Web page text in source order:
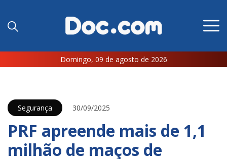
Domingo, 09 de agosto de 2026
Segurança 30/09/2025
PRF apreende mais de 1,1
milhão de maços de